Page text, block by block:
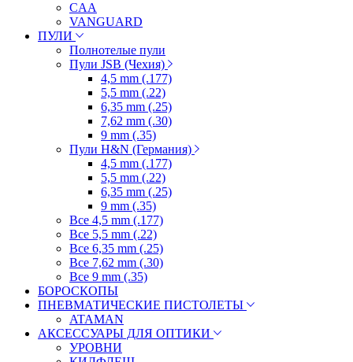
CAA
VANGUARD
ПУЛИ
Полнотелые пули
Пули JSB (Чехия)
4,5 mm (.177)
5,5 mm (.22)
6,35 mm (.25)
7,62 mm (.30)
9 mm (.35)
Пули H&N (Германия)
4,5 mm (.177)
5,5 mm (.22)
6,35 mm (.25)
9 mm (.35)
Все 4,5 mm (.177)
Все 5,5 mm (.22)
Все 6,35 mm (.25)
Все 7,62 mm (.30)
Все 9 mm (.35)
БОРОСКОПЫ
ПНЕВМАТИЧЕСКИЕ ПИСТОЛЕТЫ
ATAMAN
АКСЕССУАРЫ ДЛЯ ОПТИКИ
УРОВНИ